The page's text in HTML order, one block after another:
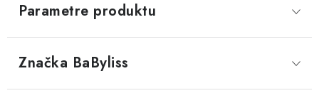
Parametre produktu
Značka BaByliss